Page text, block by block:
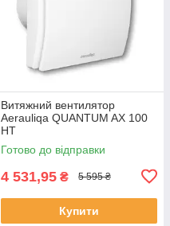
Витяжний вентилятор
Aerauliqa QUANTUM AX 100
HT
Готово до відправки
4 531,95 ₴ 5 595 ₴
Купити